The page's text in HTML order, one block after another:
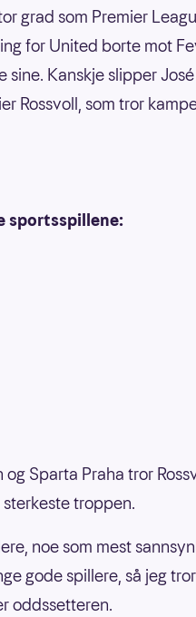
grad som Premier
for United borte mot
Kanskje slipper
Rossvoll, som tror
sportsspillene:
Sparta Praha tror
troppen.
noe som mest
gode spillere, så jeg
oddssetteren.